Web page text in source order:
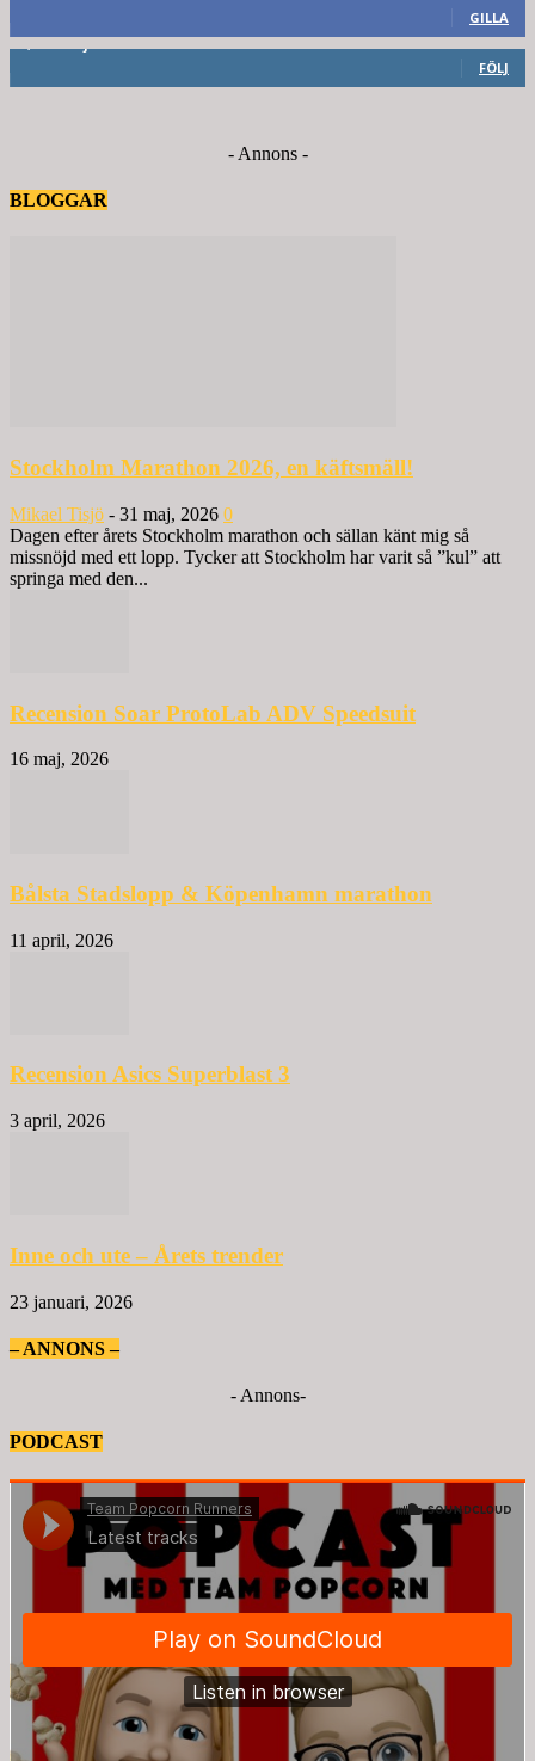
GILLA
FÖLJ
- Annons -
BLOGGAR
Stockholm Marathon 2026, en käftsmäll!
Mikael Tisjö - 31 maj, 2026 0
Dagen efter årets Stockholm marathon och sällan känt mig så
missnöjd med ett lopp. Tycker att Stockholm har varit så ”kul” att
springa med den...
Recension Soar ProtoLab ADV Speedsuit
16 maj, 2026
Bålsta Stadslopp & Köpenhamn marathon
11 april, 2026
Recension Asics Superblast 3
3 april, 2026
Inne och ute – Årets trender
23 januari, 2026
– ANNONS –
- Annons-
PODCAST